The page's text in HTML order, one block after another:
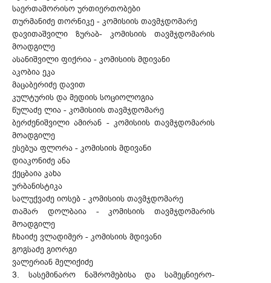
საერთაშორისო ურთიერთობები
თურმანიძე თორნიკე - კომისიის თავმჯდომარე
დავითაშვილი ზურაბ- კომისიის თავმჯდომარის
მოადგილე
ასანიშვილი ფიქრია - კომისიის მდივანი
აკობია ეკა
მაცაბერიძე დავით
კულტურის და მედიის სოციოლოგია
წულაძე ლია - კომისიის თავმჯდომარე
ბერძენიშვილი ამირან - კომისიის თავმჯდომარის
მოადგილე
ესებუა ფლორა - კომისიის მდივანი
დიაკონიძე ანა
ქეცბაია კახა
ურბანისტიკა
სალუქვაძე იოსებ - კომისიის თავმჯდომარე
თამარ დოლბაია - კომისიის თავმჯდომარის
მოადგილე
ჩხაიძე ვლადიმერ - კომისიის მდივანი
გოგსაძე გიორგი
ვალერიან მელიქიძე
3. სასემინარო ნაშრომებისა და სამეცნიერო-